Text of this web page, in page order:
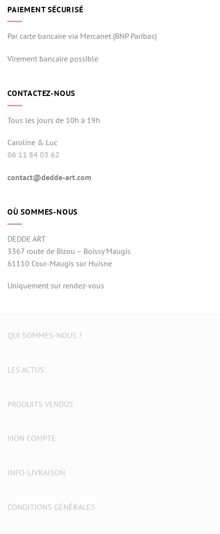
PAIEMENT SÉCURISÉ
Par carte bancaire via Mercanet (BNP Paribas)
Virement bancaire possible
CONTACTEZ-NOUS
Tous les jours de 10h à 19h
Caroline & Luc
06 11 84 03 62
contact@dedde-art.com
OÙ SOMMES-NOUS
DEDDE ART
3367 route de Bizou – Boissy Maugis
61110 Cour-Maugis sur Huisne
Uniquement sur rendez-vous
QUI SOMMES-NOUS ?
LES ACTUS
PRODUITS VENDUS
MON COMPTE
INFO-LIVRAISON
CONDITIONS GÉNÉRALES